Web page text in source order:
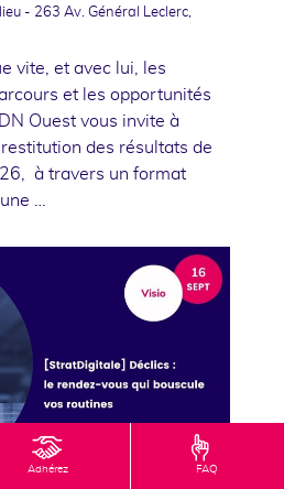
- 263 Av. Général Leclerc,
vite, et avec lui, les
et les opportunités
Ouest vous invite à
des résultats de
à travers un format
…
Adhérez FAQ